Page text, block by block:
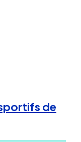
de